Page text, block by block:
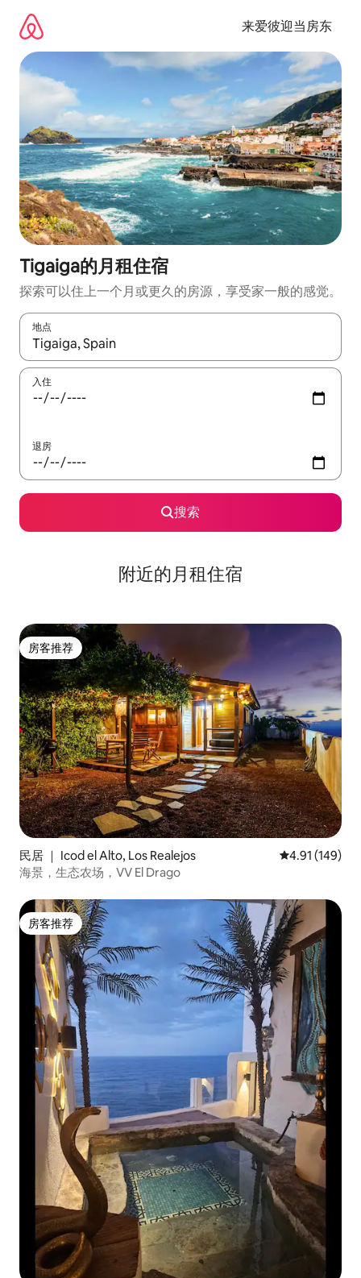
来爱彼迎当房东
Tigaiga的月租住宿
探索可以住上一个月或更久的房源，享受家一般的感觉。
地点
如有搜索结果，请使用上下方向键查看，或通过点击或滑动手势
入住
退房
搜索
附近的月租住宿
房客推荐
房客推荐
民居 ｜ Icod el Alto, Los Realejos 平均评分 4.91
4.91 (149)
海景，生态农场，VV El Drago
房客推荐
房客推荐